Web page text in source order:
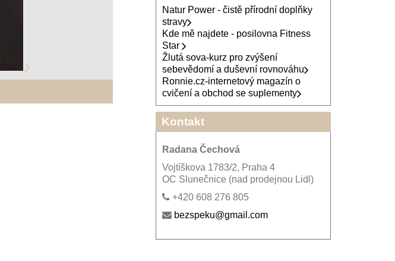
Natur Power - čistě přírodní doplňky
stravy
Kde mě najdete - posilovna Fitness
Star
Žlutá sova-kurz pro zvýšení
sebevědomí a duševní rovnováhu
Ronnie.cz-internetový magazín o
cvičení a obchod se suplementy
Kontakt
Radana Čechová
Vojtíškova 1783/2, Praha 4
OC Slunečnice (nad prodejnou Lidl)
+420 608 276 805
bezspeku@gmail.com